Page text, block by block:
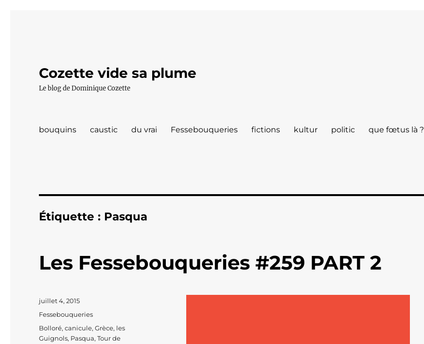
Cozette vide sa plume
Le blog de Dominique Cozette
bouquins caustic du vrai Fessebouqueries fictions kultur politic que fœtus là ?
Étiquette : Pasqua
Les Fessebouqueries #259 PART 2
Publié
juillet 4, 2015
Catégories
Fessebouqueries
Étiquettes
Bolloré,canicule,Grèce, les
Guignols, Pasqua,Tour de